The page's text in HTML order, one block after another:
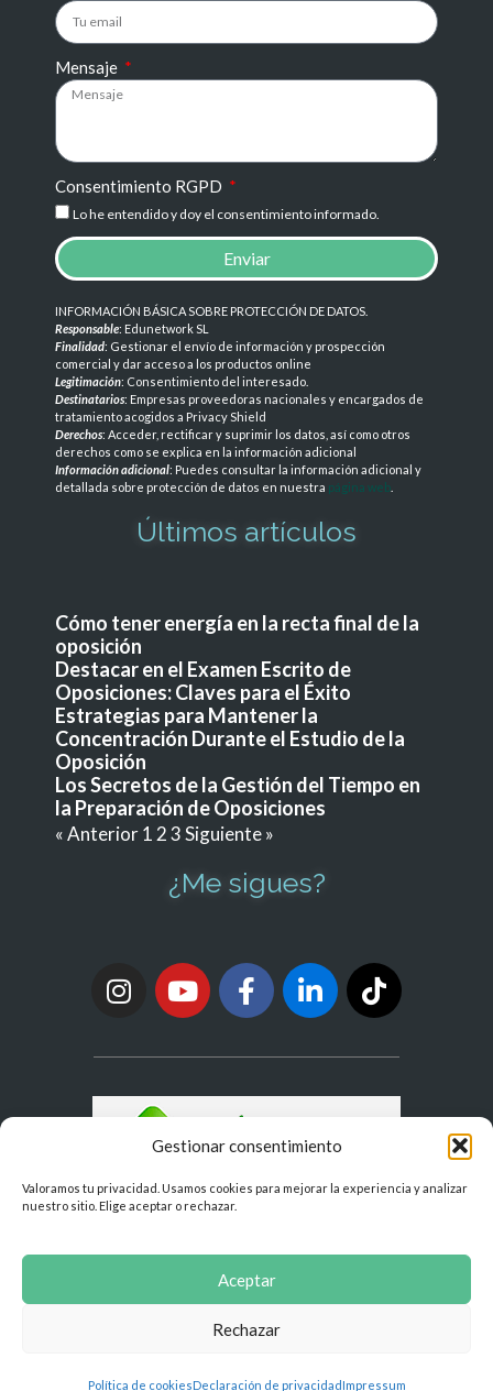
Gestionar consentimiento
Valoramos tu privacidad. Usamos cookies para mejorar la experiencia y analizar
nuestro sitio. Elige aceptar o rechazar.
Aceptar
Rechazar
Política de cookiesDeclaración de privacidadImpressum
Mensaje
Consentimiento RGPD
Lo he entendido y doy el consentimiento informado.
Enviar
INFORMACIÓN BÁSICA SOBRE PROTECCIÓN DE DATOS
Responsable: Edunetwork SL
Finalidad: Gestionar el envío de información y prospección
comercial y dar acceso a los productos online
Legitimación: Consentimiento del interesado.
Destinatarios: Empresas proveedoras nacionales y encargados de
tratamiento acogidos a Privacy Shield
Derechos: Acceder, rectificar y suprimir los datos, así como otros
derechos como se explica en la información adicional
Información adicional: Puedes consultar la información adicional y
detallada sobre protección de datos en nuestra página web
Últimos artículos
Cómo tener energía en la recta final de la
oposición
Destacar en el Examen Escrito de
Oposiciones: Claves para el Éxito
Estrategias para Mantener la
Concentración Durante el Estudio de la
Oposición
Los Secretos de la Gestión del Tiempo en
la Preparación de Oposiciones
« Anterior1 23Siguiente »
¿Me sigues?